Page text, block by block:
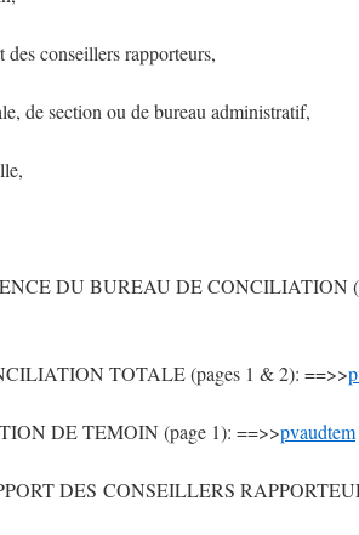
conseillers rapporteurs,
de section ou de bureau administratif,
DU BUREAU DE CONCILIATION
TOTALE (pages 1 & 2): ==>>
DE TEMOIN (page 1): ==>>pvaudtem
DES CONSEILLERS